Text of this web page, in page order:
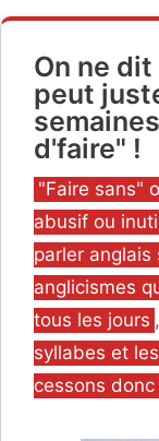
On ne
peut
d'faire" !
Catégories
"Faire sans"
abusif ou
parler anglais
anglicismes
tous les jours ,
syllabes et
cessons